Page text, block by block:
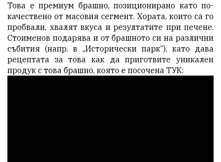
Това е премиум брашно, позиционирано като по-
качествено от масовия сегмент. Хората, които са го
пробвали, хвалят вкуса и резултатите при печене.
Стоименов подарява и от брашното си на различни
събития (напр. в „Исторически парк“), като дава
рецептата за това как да приготвите уникален
продук с това брашно, която е посочена ТУК: